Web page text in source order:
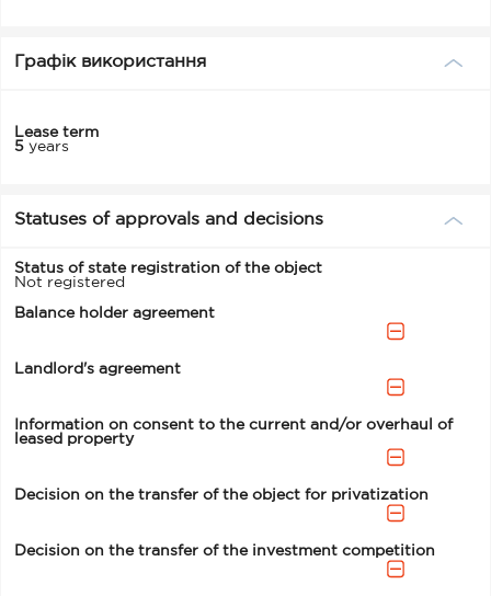
Графік використання
Lease term
5 years
Statuses of approvals and decisions
Status of state registration of the object
Not registered
Balance holder agreement
Landlord's agreement
Information on consent to the current and/or overhaul of
leased property
Decision on the transfer of the object for privatization
Decision on the transfer of the investment competition